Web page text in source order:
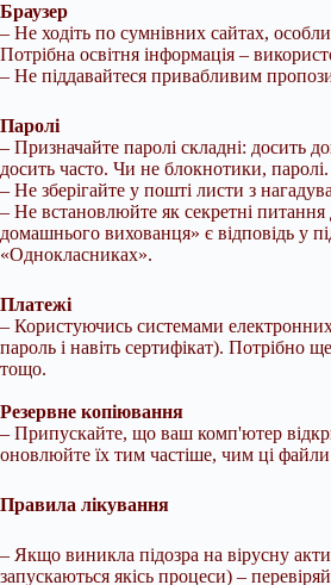
Браузер
– Не ходіть по сумнівних сайтах,
Потрібна освітня інформація –
– Не піддавайтеся привабливим
Паролі
– Призначайте паролі складні: досить
досить часто. Чи не блокнотики,
– Не зберігайте у пошті листи з
– Не встановлюйте як секретні питання
домашнього вихованця» є відповідь у
«Однокласниках».
Платежі
– Користуючись системами електронних
пароль і навіть сертифікат). Потрібно
тощо.
Резервне копіювання
– Припускайте, що ваш комп'ютер
оновлюйте їх тим частіше, чим ці
Правила лікування
– Якщо виникла підозра на вірусну
запускаються якісь процеси) –